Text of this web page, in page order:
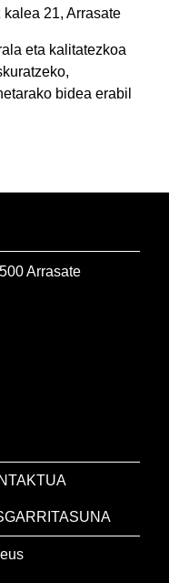
21, Arrasate
eta kalitatezkoa
bidea erabil
Arrasate